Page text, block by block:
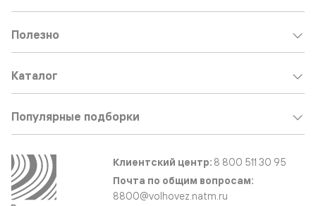
Полезно
Каталог
Популярные подборки
Клиентский центр: 8 800 511 30 95
Почта по общим вопросам:
8800@volhovez.natm.ru